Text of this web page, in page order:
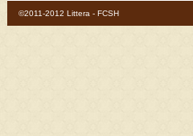
©2011-2012 Littera - FCSH